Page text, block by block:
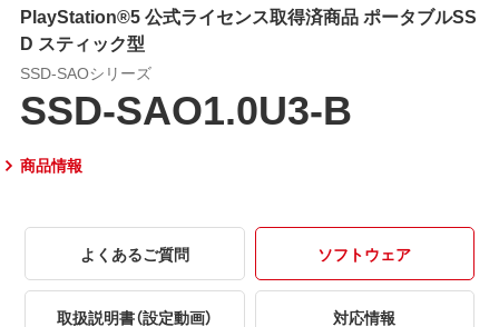
PlayStation®5 公式ライセンス取得済商品 ポータブルSS
D スティック型
SSD-SAOシリーズ
SSD-SAO1.0U3-B
商品情報
よくあるご質問 ソフトウェア
取扱説明書（設定動画） 対応情報